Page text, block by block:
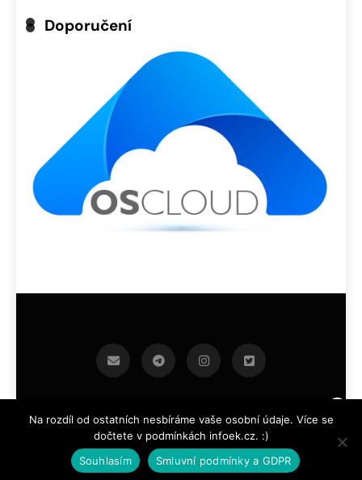
Doporučení
infoek.cz 2026.Developed By BlazeThemes .
Na rozdíl od ostatních nesbíráme vaše osobní údaje. Více se
dočtete v podmínkách infoek.cz. :)
Souhlasím
Smluvní podmínky a GDPR